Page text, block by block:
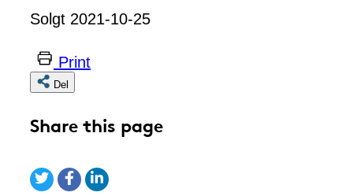
Solgt 2021-10-25
Print
Del
Share this page